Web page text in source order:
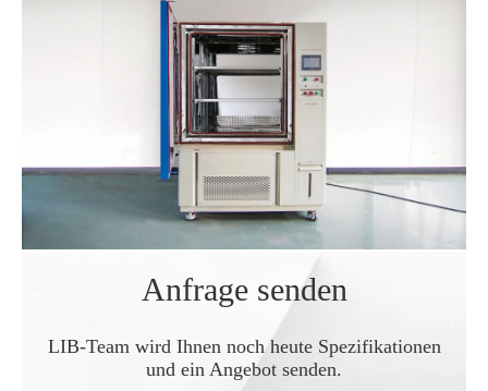
Anfrage senden
LIB-Team wird Ihnen noch heute Spezifikationen
und ein Angebot senden.